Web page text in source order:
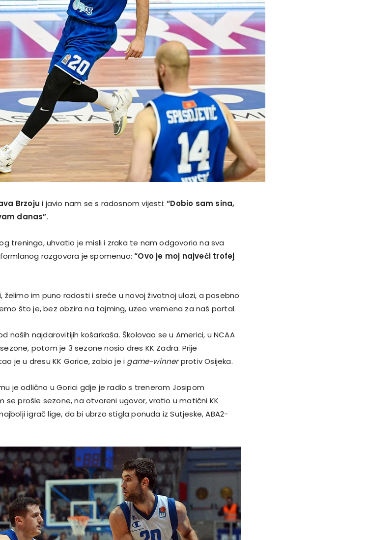
Brzoju i javio nam se s radosnom vijesti:“Dobio sam sina,
danas”.
treninga, uhvatio je misli i zraka te nam odgovorio na sva
razgovora je spomenuo:“Ovo je moj najveći trofej
želimo im puno radosti i sreće u novoj životnoj ulozi, a posebno
što je, bez obzira na tajming, uzeo vremena za naš portal.
naših najdarovitijih košarkaša. Školovao se u Americi, u NCAA
potom je 3 sezone nosio dres KK Zadra. Prije
je u dresu KK Gorice, zabio je i game-winnerprotiv Osijeka.
je odlično u Gorici gdje je radio s trenerom Josipom
se prošle sezone, na otvoreni ugovor, vratio u matični KK
igrač lige, da bi ubrzo stigla ponuda iz Sutjeske, ABA2-